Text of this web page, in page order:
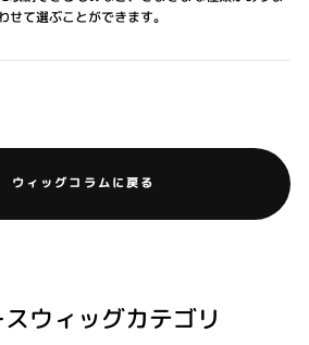
て選ぶことができます。
ウィッグコラムに戻る
ウィッグカテゴリ